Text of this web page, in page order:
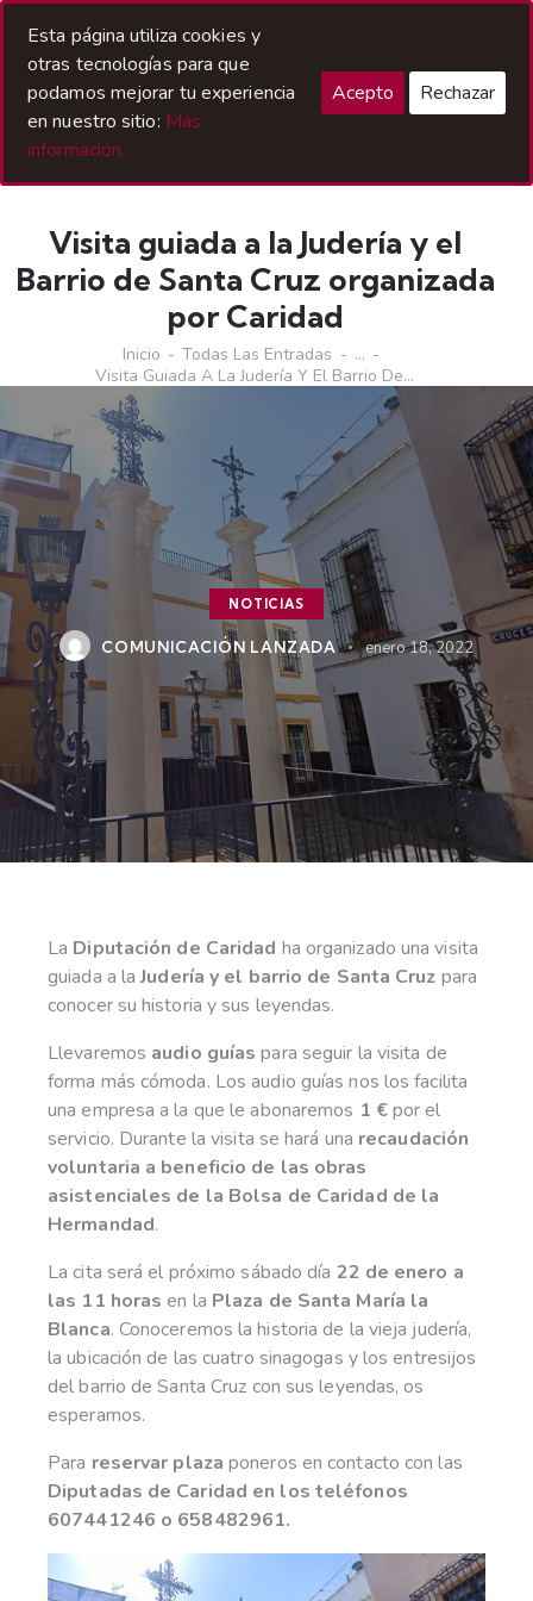
Visita guiada a la Judería y el
Barrio de Santa Cruz organizada
por Caridad
Inicio Todas Las Entradas
...
Visita Guiada A La Judería Y El Barrio De...
NOTICIAS
COMUNICACIÓN LANZADA enero 18, 2022
La Diputación de Caridad ha organizado una visita
guiada a laJudería y el barrio de Santa Cruz para
conocer su historia y sus leyendas.
Llevaremos audio guías para seguir la visita de
forma más cómoda. Los audio guías nos los facilita
una empresa a la que le abonaremos 1 €por el
servicio. Durante la visita se hará una recaudación
voluntaria a beneficio de las obras
asistenciales de la Bolsa de Caridad de la
Hermandad.
La cita será el próximo sábado día 22 de enero a
las 11 horasen la Plaza de Santa María la
Blanca. Conoceremos la historia de la vieja judería,
la ubicación de las cuatro sinagogas y los entresijos
del barrio de Santa Cruz con sus leyendas, os
esperamos.
Para reservar plaza poneros en contacto con las
Diputadas de Caridad en los teléfonos
607441246 o 658482961.
Esta página utiliza cookies y
otras tecnologías para que
podamos mejorar tu experiencia
en nuestro sitio: Más
información.
Acepto Rechazar